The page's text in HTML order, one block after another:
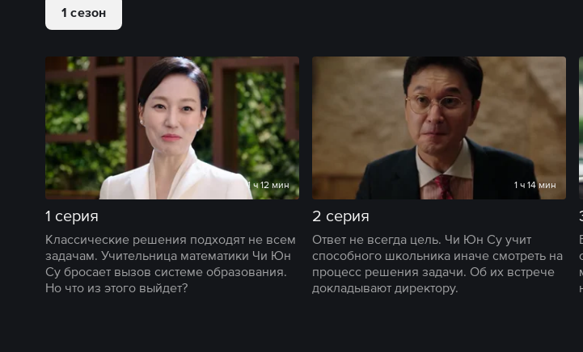
1 сезон
1 ч 12 мин
1 серия
Классические решения подходят не всем
задачам. Учительница математики Чи Юн
Су бросает вызов системе образования.
Но что из этого выйдет?
1 ч 14 мин
2 серия
Ответ не всегда цель. Чи Юн Су учит
способного школьника иначе смотреть на
процесс решения задачи. Об их встрече
докладывают директору.